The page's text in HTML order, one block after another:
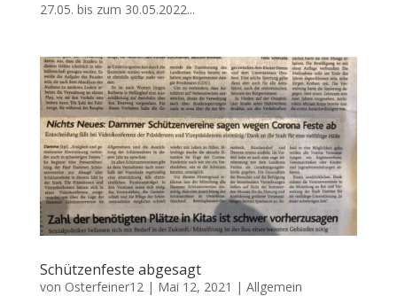
27.05. bis zum 30.05.2022...
Schützenfeste abgesagt
von Osterfeiner12 | Mai 12, 2021 | Allgemein